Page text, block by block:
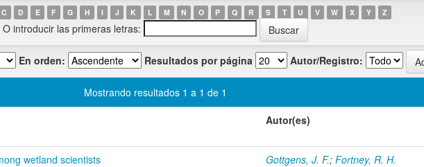
C D E F G H I J K L M N O P Q R S T U V W X Y Z
O introducir las primeras letras:
En orden: Resultados por página Autor/Registro:
Mostrando resultados 1 a 1 de 1
Autor(es)
wetland scientists Gottgens, J. F.; Fortney, R. H.